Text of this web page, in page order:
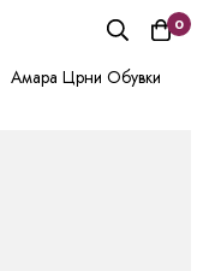
0
Амара Црни Обувки